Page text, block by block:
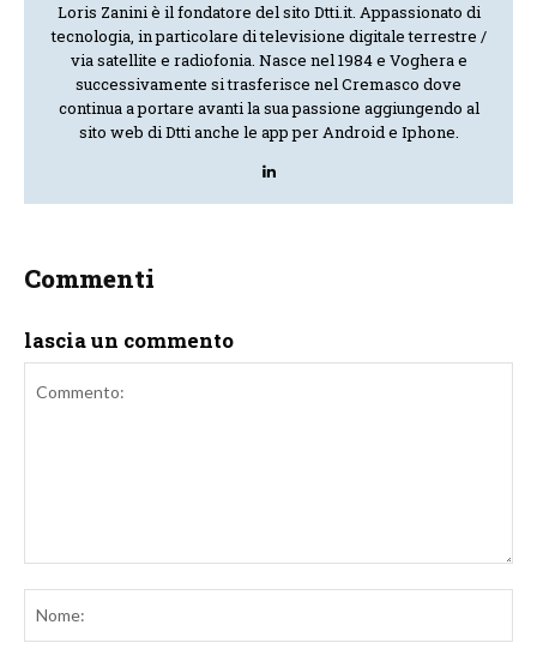
Loris Zanini è il fondatore del sito Dtti.it. Appassionato di
tecnologia, in particolare di televisione digitale terrestre /
via satellite e radiofonia. Nasce nel 1984 e Voghera e
successivamente si trasferisce nel Cremasco dove
continua a portare avanti la sua passione aggiungendo al
sito web di Dtti anche le app per Android e Iphone.
Commenti
lascia un commento